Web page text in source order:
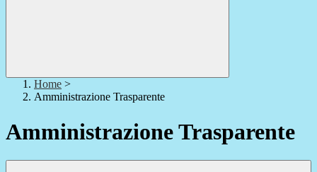
Home >
Amministrazione Trasparente
Amministrazione Trasparente